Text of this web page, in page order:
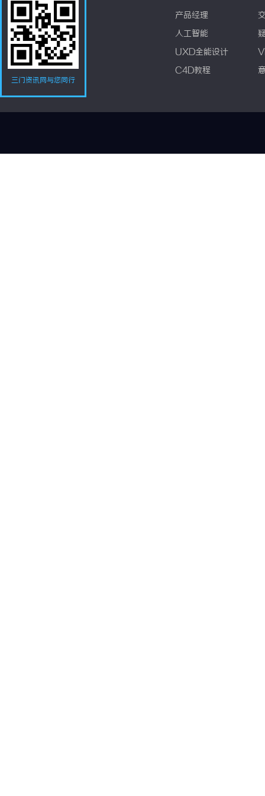
三门资讯网与您同行
产品经理
人工智能
UXD全能设计
C4D教程